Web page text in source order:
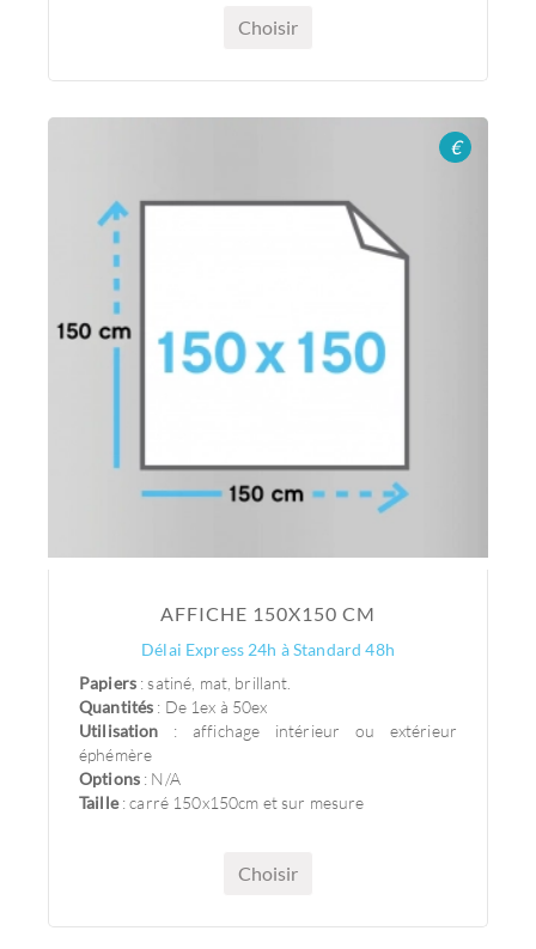
Choisir
€
AFFICHE 150X150 CM
Délai Express 24h à Standard 48h
Papiers : satiné, mat, brillant.
Quantités : De 1ex à 50ex
Utilisation : affichage intérieur ou extérieur
éphémère
Options : N/A
Taille: carré 150x150cm et sur mesure
Choisir